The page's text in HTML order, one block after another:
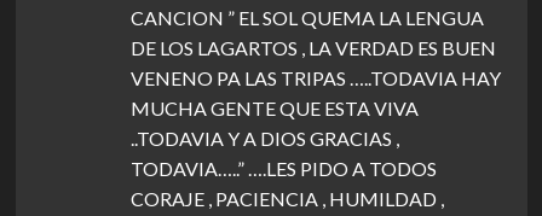
CANCION ” EL SOL QUEMA LA LENGUA
DE LOS LAGARTOS , LA VERDAD ES BUEN
VENENO PA LAS TRIPAS …..TODAVIA HAY
MUCHA GENTE QUE ESTA VIVA
..TODAVIA Y A DIOS GRACIAS ,
TODAVIA…..” ….LES PIDO A TODOS
CORAJE , PACIENCIA , HUMILDAD ,